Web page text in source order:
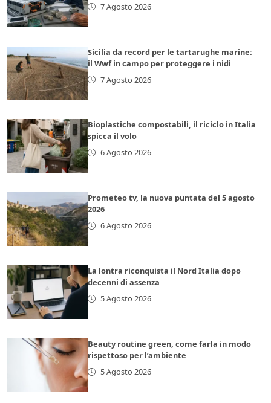
7 Agosto 2026
Sicilia da record per le tartarughe marine:
il Wwf in campo per proteggere i nidi
7 Agosto 2026
Bioplastiche compostabili, il riciclo in Italia
spicca il volo
6 Agosto 2026
Prometeo tv, la nuova puntata del 5 agosto
2026
6 Agosto 2026
La lontra riconquista il Nord Italia dopo
decenni di assenza
5 Agosto 2026
Beauty routine green, come farla in modo
rispettoso per l’ambiente
5 Agosto 2026